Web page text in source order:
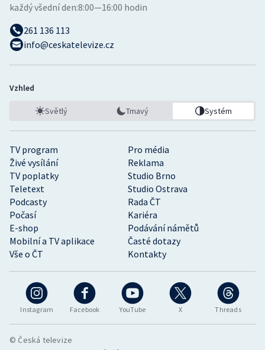
Instagram Facebook YouTube X Threads
TV program
Pro média
Živé vysílání
Reklama
TV poplatky
Studio Brno
Teletext
Studio Ostrava
Podcasty
Rada ČT
Počasí
Kariéra
E-shop
Podávání námětů
Mobilní a TV aplikace
Časté dotazy
Vše o ČT
Kontakty
každý všední den:8:00—16:00 hodin
261 136 113
info@ceskatelevize.cz
Vzhled
Světlý Tmavý Systém
© Česká televize